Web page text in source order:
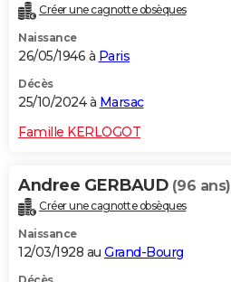
Créer une cagnotte obsèques
Naissance
26/05/1946 à Paris
Décès
25/10/2024 à Marsac
Famille KERLOGOT
Andree GERBAUD (96 ans)
Créer une cagnotte obsèques
Naissance
12/03/1928 au Grand-Bourg
Décès